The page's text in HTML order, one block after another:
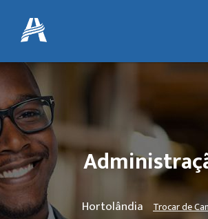
Hortolândia Trocar de